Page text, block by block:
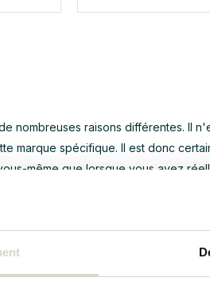
nombreuses raisons différentes. Il
marque spécifique. Il est donc
même que lorsque vous avez
une table HKliving appropriée
gamme ci-dessus et laissez-vous
main
uniques est que chaque table est